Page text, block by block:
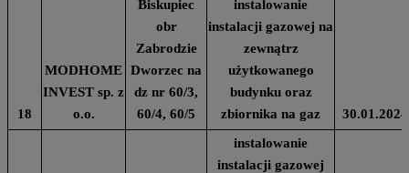
18
MODHOME
INVEST sp. z
o.o.
Biskupiec
obr
Zabrodzie
Dworzec na
dz nr 60/3,
60/4, 60/5
instalowanie
instalacji gazowej na
zewnątrz
użytkowanego
budynku oraz
zbiornika na gaz
30.01.2024
instalowanie
instalacji gazowej